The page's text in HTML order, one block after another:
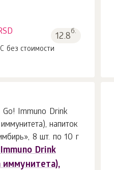
12.8б.
без стоимости
Drink
иммунитета),